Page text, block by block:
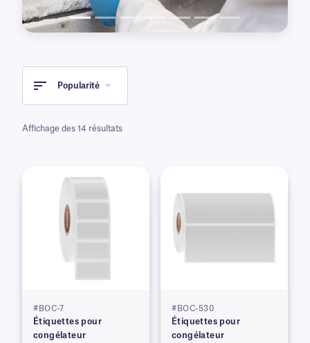
Popularité
Affichage des 14 résultats
#BOC-7
Étiquettes pour
congélateur
#BOC-530
Étiquettes pour
congélateur